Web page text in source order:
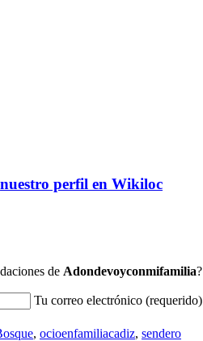
nuestro perfil en Wikiloc
de Adondevoyconmifamilia?
Tu correo electrónico (requerido)
, ocioenfamiliacadiz, sendero